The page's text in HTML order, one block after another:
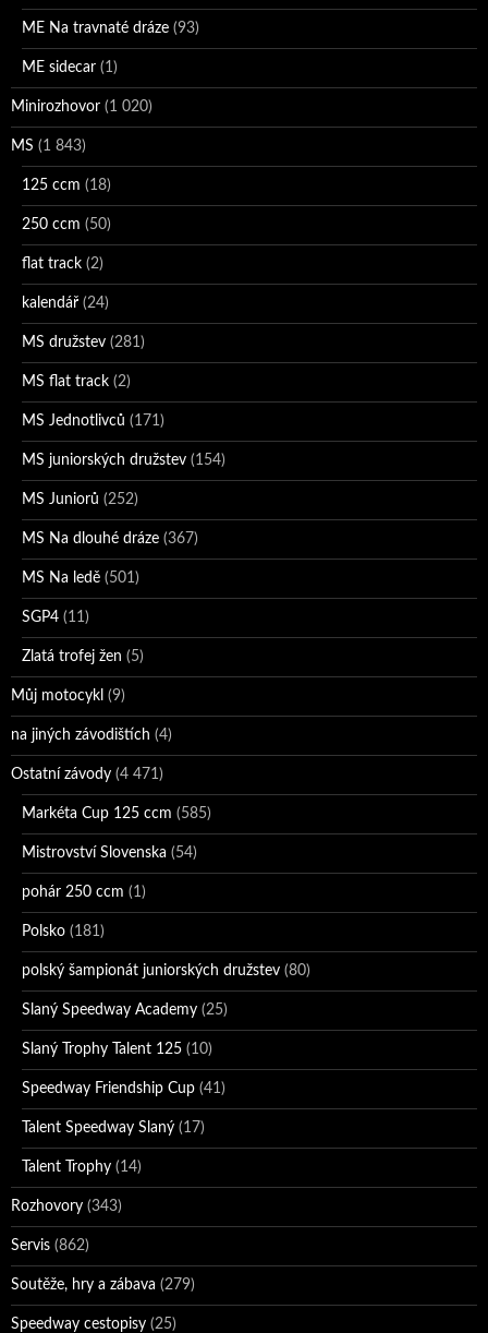
ME Na travnaté dráze (93)
ME sidecar (1)
Minirozhovor (1 020)
MS (1 843)
125 ccm (18)
250 ccm (50)
flat track (2)
kalendář (24)
MS družstev (281)
MS flat track (2)
MS Jednotlivců (171)
MS juniorských družstev (154)
MS Juniorů (252)
MS Na dlouhé dráze (367)
MS Na ledě (501)
SGP4 (11)
Zlatá trofej žen (5)
Můj motocykl (9)
na jiných závodištích (4)
Ostatní závody (4 471)
Markéta Cup 125 ccm (585)
Mistrovství Slovenska (54)
pohár 250 ccm (1)
Polsko (181)
polský šampionát juniorských družstev (80)
Slaný Speedway Academy (25)
Slaný Trophy Talent 125 (10)
Speedway Friendship Cup (41)
Talent Speedway Slaný (17)
Talent Trophy (14)
Rozhovory (343)
Servis (862)
Soutěže, hry a zábava (279)
Speedway cestopisy (25)